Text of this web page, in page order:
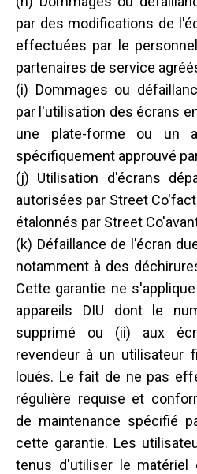
par des modifications de
effectuées par le
partenaires de service
(i) Dommages ou
par l'utilisation des écrans
une plate-forme ou un
spécifiquement approuvé
(j) Utilisation d'écrans
autorisées par Street
étalonnés par Street
(k) Défaillance de l'écran
notamment à des
Cette garantie ne
appareils DIU dont le
supprimé ou (ii) aux
revendeur à un utilisateur
loués. Le fait de ne pas
régulière requise et
de maintenance spécifié
cette garantie. Les
tenus d'utiliser le matériel